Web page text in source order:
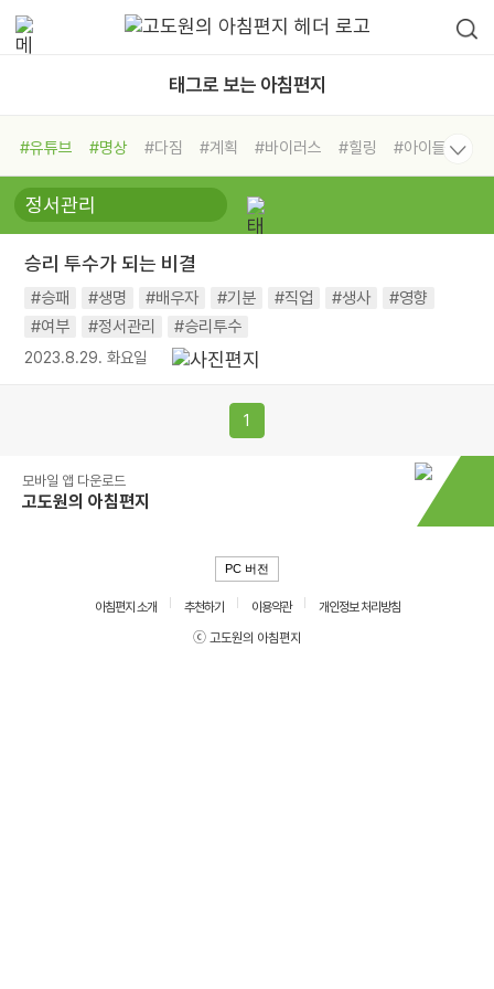
태그로 보는 아침편지
#유튜브 #명상 #다짐 #계획 #바이러스 #힐링
#아이들
#비전캠프
#독서캠프 #삶
#희망
#나눔 #친구 #링컨학교
#독서
#건강 #면역력
승리 투수가 되는 비결
#승패 #생명 #배우자 #기분 #직업 #생사
#영향
#여부
#정서관리 #승리투수
2023.8.29. 화요일
1
모바일 앱 다운로드
고도원의 아침편지
PC 버전
아침편지 소개 추천하기 이용약관
개인정보 처리방침
ⓒ 고도원의 아침편지